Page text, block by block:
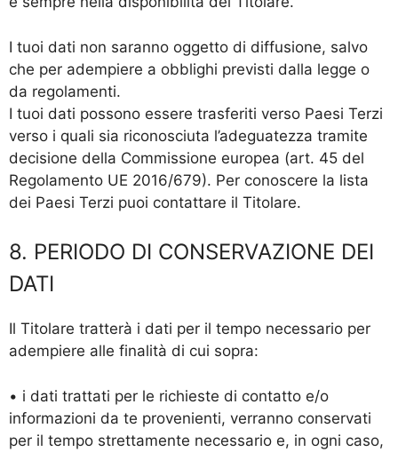
I tuoi dati non saranno oggetto di diffusione, salvo
che per adempiere a obblighi previsti dalla legge o
da regolamenti.
I tuoi dati possono essere trasferiti verso Paesi Terzi
verso i quali sia riconosciuta l’adeguatezza tramite
decisione della Commissione europea (art. 45 del
Regolamento UE 2016/679). Per conoscere la lista
dei Paesi Terzi puoi contattare il Titolare.
8. PERIODO DI CONSERVAZIONE DEI
DATI
Il Titolare tratterà i dati per il tempo necessario per
adempiere alle finalità di cui sopra:
• i dati trattati per le richieste di contatto e/o
informazioni da te provenienti, verranno conservati
per il tempo strettamente necessario e, in ogni caso,